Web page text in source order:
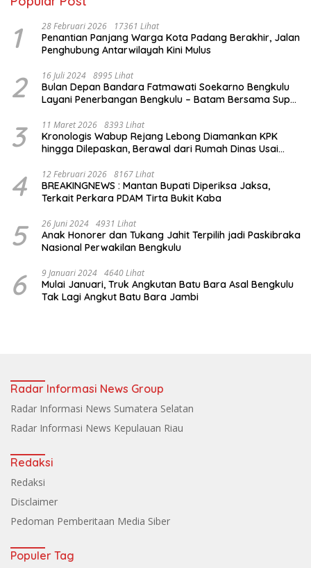
1 28 Februari 2026 17361 Lihat
Penantian Panjang Warga Kota Padang Berakhir, Jalan
Penghubung Antarwilayah Kini Mulus
2 16 Juli 2024 8995 Lihat
Bulan Depan Bandara Fatmawati Soekarno Bengkulu
Layani Penerbangan Bengkulu – Batam Bersama Super
3 11 Maret 2026 8393 Lihat
Kronologis Wabup Rejang Lebong Diamankan KPK
hingga Dilepaskan, Berawal dari Rumah Dinas Usai
4 12 Februari 2026 8167 Lihat
BREAKINGNEWS : Mantan Bupati Diperiksa Jaksa,
Terkait Perkara PDAM Tirta Bukit Kaba
5 26 Juni 2024 4931 Lihat
Anak Honorer dan Tukang Jahit Terpilih jadi Paskibraka
Nasional Perwakilan Bengkulu
6 9 Januari 2024 4640 Lihat
Mulai Januari, Truk Angkutan Batu Bara Asal Bengkulu
Tak Lagi Angkut Batu Bara Jambi
Radar Informasi News Group
Radar Informasi News Sumatera Selatan
Radar Informasi News Kepulauan Riau
Redaksi
Redaksi
Disclaimer
Pedoman Pemberitaan Media Siber
Populer Tag